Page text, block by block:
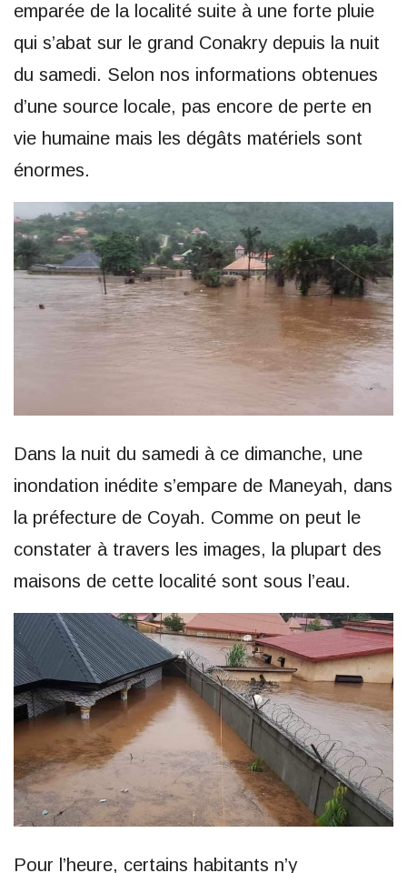
emparée de la localité suite à une forte pluie
qui s’abat sur le grand Conakry depuis la nuit
du samedi. Selon nos informations obtenues
d’une source locale, pas encore de perte en
vie humaine mais les dégâts matériels sont
énormes.
Dans la nuit du samedi à ce dimanche, une
inondation inédite s’empare de Maneyah, dans
la préfecture de Coyah. Comme on peut le
constater à travers les images, la plupart des
maisons de cette localité sont sous l’eau.
Pour l’heure, certains habitants n’y